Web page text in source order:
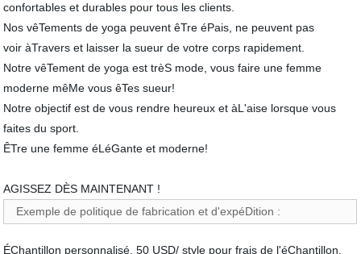
confortables et durables pour tous les clients.
Nos vêTements de yoga peuvent êTre éPais, ne peuvent pas
voir àTravers et laisser la sueur de votre corps rapidement.
Notre vêTement de yoga est trèS mode, vous faire une femme
moderne mêMe vous êTes sueur!
Notre objectif est de vous rendre heureux et àL'aise lorsque vous
faites du sport.
ÊTre une femme éLéGante et moderne!
AGISSEZ DÈS MAINTENANT !
Exemple de politique de fabrication et d'expéDition :
ÉChantillon personnalisé, 50 USD/ style pour frais de l'éChantillon,